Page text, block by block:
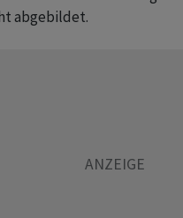
abgebildet.